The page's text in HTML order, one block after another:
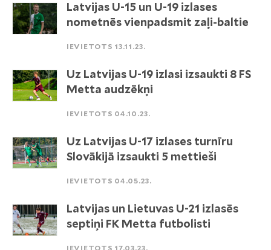
Latvijas U-15 un U-19 izlases
nometnēs vienpadsmit zaļi-baltie
IEVIETOTS 13.11.23.
Uz Latvijas U-19 izlasi izsaukti 8 FS
Metta audzēkņi
IEVIETOTS 04.10.23.
Uz Latvijas U-17 izlases turnīru
Slovākijā izsaukti 5 mettieši
IEVIETOTS 04.05.23.
Latvijas un Lietuvas U-21 izlasēs
septiņi FK Metta futbolisti
IEVIETOTS 17.03.23.